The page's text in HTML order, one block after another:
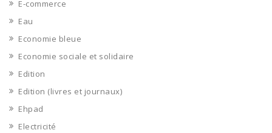
E-commerce
Eau
Economie bleue
Economie sociale et solidaire
Edition
Edition (livres et journaux)
Ehpad
Electricité